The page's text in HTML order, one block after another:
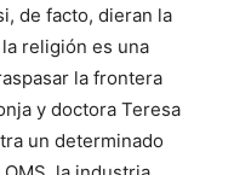
de facto, dieran la
religión es una
la frontera
y doctora Teresa
un determinado